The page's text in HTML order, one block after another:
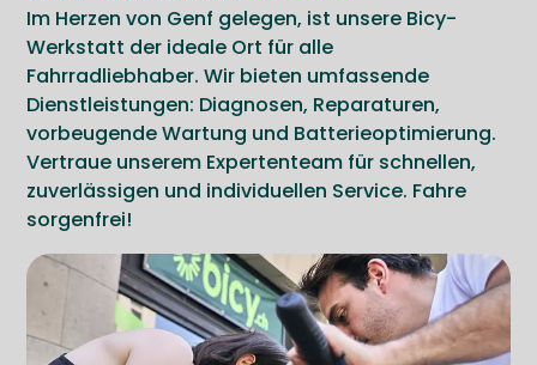
Im Herzen von Genf gelegen, ist unsere Bicy-
Werkstatt der ideale Ort für alle
Fahrradliebhaber. Wir bieten umfassende
Dienstleistungen: Diagnosen, Reparaturen,
vorbeugende Wartung und Batterieoptimierung.
Vertraue unserem Expertenteam für schnellen,
zuverlässigen und individuellen Service. Fahre
sorgenfrei!